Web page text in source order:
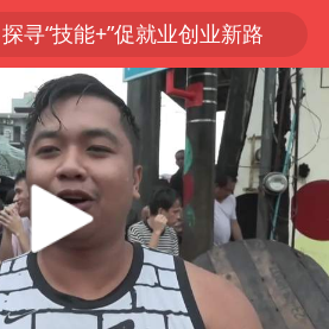
探寻“技能+”促就业创业新路
周杰伦方辟谣“私生子”传闻
山东财大教授刘海明逝世 终年38岁
官方通报传销头目出狱办书院
逃犯看演唱会 刚出地铁就被逮住
台风白海豚可能在浙江登陆
因凡蒂诺首次公开道歉